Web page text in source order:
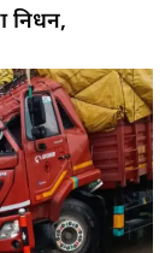
निधन,